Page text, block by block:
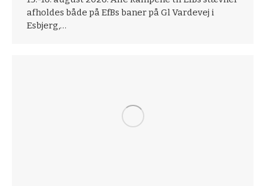
afholdes både på EfBs baner på Gl Vardevej i
Esbjerg,…